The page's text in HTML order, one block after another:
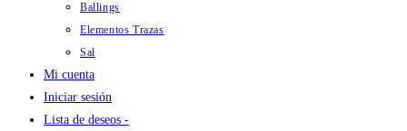
Ballings
Elementos Trazas
Sal
Mi cuenta
Iniciar sesión
Lista de deseos -